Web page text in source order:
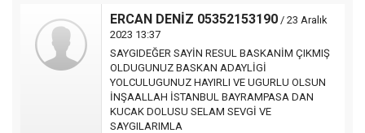
ERCAN DENİZ 05352153190 / 23 Aralık
2023 13:37
SAYGIDEĞER SAYİN RESUL BASKANİM ÇIKMIŞ
OLDUGUNUZ BASKAN ADAYLİGİ
YOLCULUGUNUZ HAYIRLI VE UGURLU OLSUN
İNŞAALLAH İSTANBUL BAYRAMPASA DAN
KUCAK DOLUSU SELAM SEVGİ VE
SAYGILARIMLA